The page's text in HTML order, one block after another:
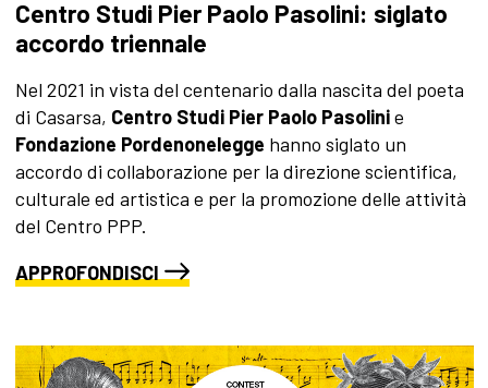
Centro Studi Pier Paolo Pasolini: siglato
accordo triennale
Nel 2021 in vista del centenario dalla nascita del poeta
di Casarsa, Centro Studi Pier Paolo Pasolinie
Fondazione Pordenonelegge hanno siglato un
accordo di collaborazione per la direzione scientifica,
culturale ed artistica e per la promozione delle attività
del Centro PPP.
APPROFONDISCI